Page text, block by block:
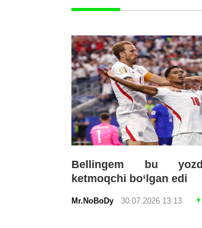
Bellingem bu
ketmoqchi bo‘lgan edi
Mr.NoBoDy 30.07.2026 13:13